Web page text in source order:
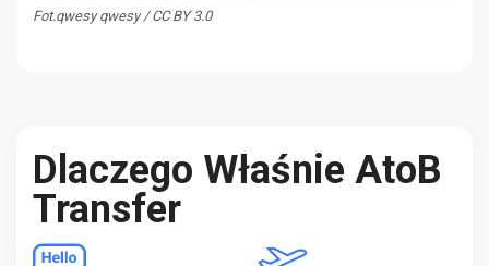
Fot.qwesy qwesy / CC BY 3.0
Dlaczego Właśnie AtoB
Transfer